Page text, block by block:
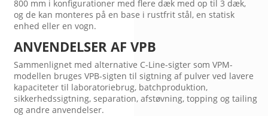
800 mm i konfigurationer med flere dæk med op til 3 dæk,
og de kan monteres på en base i rustfrit stål, en statisk
enhed eller en vogn.
ANVENDELSER AF VPB
Sammenlignet med alternative C-Line-sigter som VPM-
modellen bruges VPB-sigten til sigtning af pulver ved lavere
kapaciteter til laboratoriebrug, batchproduktion,
sikkerhedssigtning, separation, afstøvning, topping og tailing
og andre anvendelser.